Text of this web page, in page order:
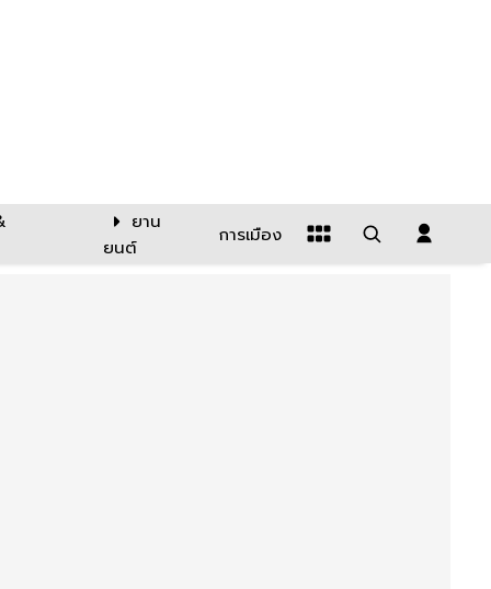
ยาน
ยนต์
การเมือง